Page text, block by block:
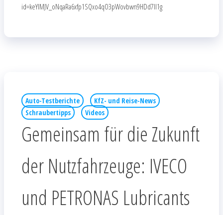
id=keYlMJV_oNqaRa6xfp1SQxo4qO3pWovbwn9HDd7Il1g
Auto-Testberichte
KfZ- und Reise-News
Schraubertipps
Videos
Gemeinsam für die Zukunft
der Nutzfahrzeuge: IVECO
und PETRONAS Lubricants